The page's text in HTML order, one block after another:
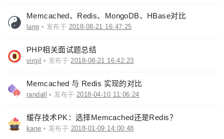
Memcached、Redis、MongoDB、HBase对比
lang • 发布于 2018-08-21 16:47:25
PHP相关面试题总结
virgil • 发布于2018-08-21 16:42:23
Memcached 与 Redis 实现的对比
randall • 发布于 2018-04-10 11:06:24
缓存技术PK：选择Memcached还是Redis？
kane • 发布于 2018-01-09 14:00:48